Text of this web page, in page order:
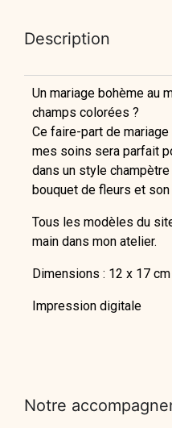
Description
Un mariage bohème au
champs colorées ?
Ce faire-part de
mes soins sera parfait
dans un style
bouquet de fleurs et son
Tous les modèles du
main dans mon atelier.
Dimensions : 12 x 17
Impression digitale
Notre